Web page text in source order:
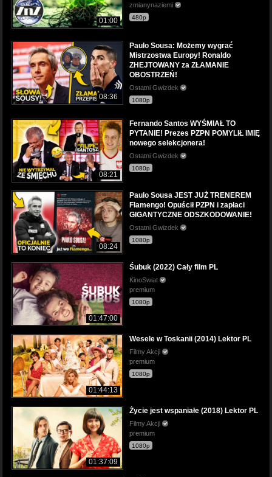
01:00
zmianynaziemi
480p
08:36
Paulo Sousa: Możemy wygrać
Mistrzostwa Europy! Ronaldo
ZHEJTOWANY za ZŁAMANIE
OBOSTRZEŃ!
Ostatni Gwizdek
1080p
08:21
Fernando Santos WYŚMIAŁ TO
PYTANIE! Prezes PZPN POMYLIŁ IMIĘ
nowego selekcjonera!
Ostatni Gwizdek
1080p
08:24
Paulo Sousa JEST JUŻ TRENEREM
Flamengo! Opuścił PZPN i zapłaci
GIGANTYCZNE ODSZKODOWANIE!
Ostatni Gwizdek
1080p
01:47:00
Śubuk (2022) Cały film PL
KinoSwiat
premium
1080p
01:44:13
Wesele w Toskanii (2014) Lektor PL
Filmy Akcji
premium
1080p
01:37:09
Życie jest wspaniałe (2018) Lektor PL
Filmy Akcji
premium
1080p